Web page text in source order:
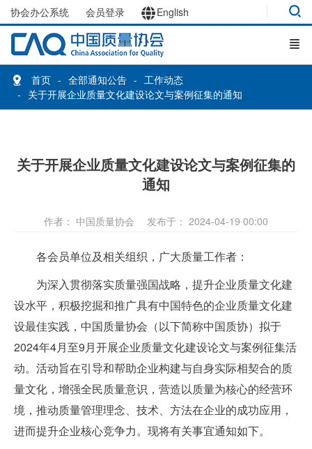
协会办公系统 会员登录 English
首页 全部通知公告
工作动态
关于开展企业质量文化建设论文与案例征集的通知
关于开展企业质量文化建设论文与案例征集的
通知
作者： 中国质量协会 发布于： 2024-04-19 00:00
各会员单位及相关组织，广大质量工作者：
为深入贯彻落实质量强国战略，提升企业质量文化建
设水平，积极挖掘和推广具有中国特色的企业质量文化建
设最佳实践，中国质量协会（以下简称中国质协）拟于
2024年4月至9月开展企业质量文化建设论文与案例征集活
动。活动旨在引导和帮助企业构建与自身实际相契合的质
量文化，增强全民质量意识，营造以质量为核心的经营环
境，推动质量管理理念、技术、方法在企业的成功应用，
进而提升企业核心竞争力。现将有关事宜通知如下。